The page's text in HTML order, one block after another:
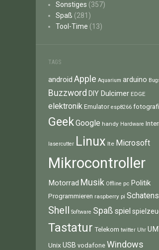
Sonstiges (357)
Spaß (281)
Tool-Time (13)
TAGS
android Apple Aquarium arduino
Buzzword DIY Dulcimer EDGE
elektronik Emulator esp8266
GeekGoogle handy Hardware
lasercutter Linux lte Microsoft
Mikrocontroller
Motorrad Musik Offline pc Politik
Programmieren raspberry pi
Shell Software Spaß spiel
Tastatur Telekom twitter Uhr
Unix USB vodafone Windows